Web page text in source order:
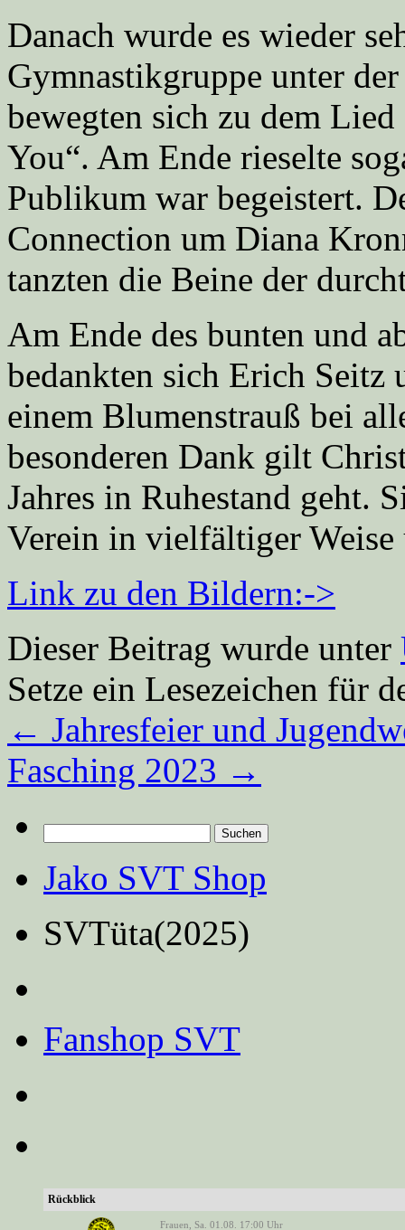
Danach wurde es wieder
Gymnastikgruppe unter
bewegten sich zu dem
You“. Am Ende rieselte
Publikum war begeistert.
Connection um Diana
tanzten die Beine der
Am Ende des bunten und
bedankten sich Erich
einem Blumenstrauß bei
besonderen Dank gilt
Jahres in Ruhestand geht.
Verein in vielfältiger Weise
Link zu den Bildern:->
Dieser Beitrag wurde unter
Setze ein Lesezeichen für
← Jahresfeier und
Fasching 2023 →
nach:
Jako SVT Shop
SVTüta(2025)
Fanshop SVT